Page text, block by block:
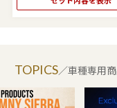
／車種専用